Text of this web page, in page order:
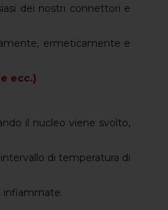
dei nostri connettori e
ermeticamente e
ecc.)
il nucleo viene svolto,
di temperatura di
infiammate.